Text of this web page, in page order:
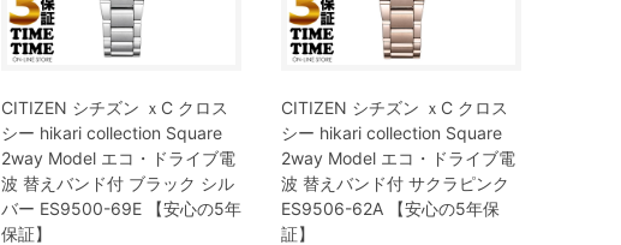
CITIZEN シチズン ｘC クロス
シー hikari collection Square
2way Model エコ・ドライブ電
波 替えバンド付 ブラック シル
バー ES9500-69E 【安心の5年
保証】
CITIZEN シチズン ｘC クロス
シー hikari collection Square
2way Model エコ・ドライブ電
波 替えバンド付 サクラピンク
ES9506-62A 【安心の5年保
証】